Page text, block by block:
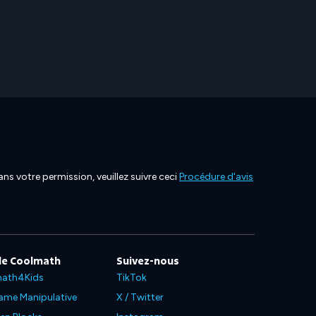
votre permission, veuillez suivre ceciProcédure d'avis
Coolmath
Manipulative
Suivez-nous
TikTok
X / Twitter